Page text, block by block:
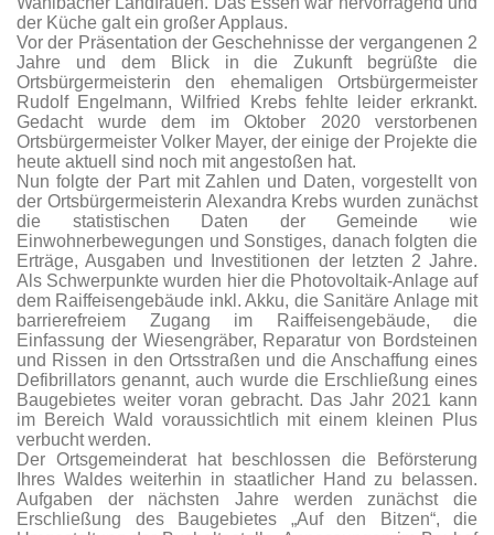
der Küche galt ein großer Applaus.
Vor der Präsentation der Geschehnisse der vergangenen 2
Jahre und dem Blick in die Zukunft begrüßte die
Ortsbürgermeisterin den ehemaligen Ortsbürgermeister
Rudolf Engelmann, Wilfried Krebs fehlte leider erkrankt.
Gedacht wurde dem im Oktober 2020 verstorbenen
Ortsbürgermeister Volker Mayer, der einige der Projekte die
heute aktuell sind noch mit angestoßen hat.
Nun folgte der Part mit Zahlen und Daten, vorgestellt von
der Ortsbürgermeisterin Alexandra Krebs wurden zunächst
die statistischen Daten der Gemeinde wie
Einwohnerbewegungen und Sonstiges, danach folgten die
Erträge, Ausgaben und Investitionen der letzten 2 Jahre.
Als Schwerpunkte wurden hier die Photovoltaik-Anlage auf
dem Raiffeisengebäude inkl. Akku, die Sanitäre Anlage mit
barrierefreiem Zugang im Raiffeisengebäude, die
Einfassung der Wiesengräber, Reparatur von Bordsteinen
und Rissen in den Ortsstraßen und die Anschaffung eines
Defibrillators genannt, auch wurde die Erschließung eines
Baugebietes weiter voran gebracht. Das Jahr 2021 kann
im Bereich Wald voraussichtlich mit einem kleinen Plus
verbucht werden.
Der Ortsgemeinderat hat beschlossen die Beförsterung
Ihres Waldes weiterhin in staatlicher Hand zu belassen.
Aufgaben der nächsten Jahre werden zunächst die
Erschließung des Baugebietes „Auf den Bitzen“, die